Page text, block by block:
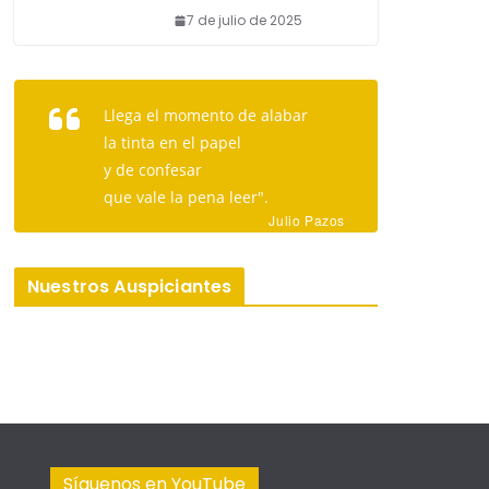
7 de julio de 2025
Llega el momento de alabar
la tinta en el papel
y de confesar
que vale la pena leer".
Julio Pazos
Nuestros Auspiciantes